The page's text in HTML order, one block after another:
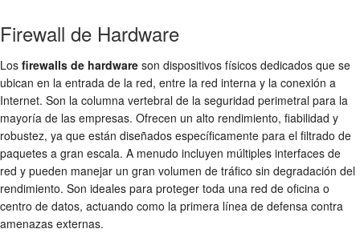
Firewall de Hardware
Los firewalls de hardware son dispositivos físicos dedicados que se
ubican en la entrada de la red, entre la red interna y la conexión a
Internet. Son la columna vertebral de la seguridad perimetral para la
mayoría de las empresas. Ofrecen un alto rendimiento, fiabilidad y
robustez, ya que están diseñados específicamente para el filtrado de
paquetes a gran escala. A menudo incluyen múltiples interfaces de
red y pueden manejar un gran volumen de tráfico sin degradación del
rendimiento. Son ideales para proteger toda una red de oficina o
centro de datos, actuando como la primera línea de defensa contra
amenazas externas.